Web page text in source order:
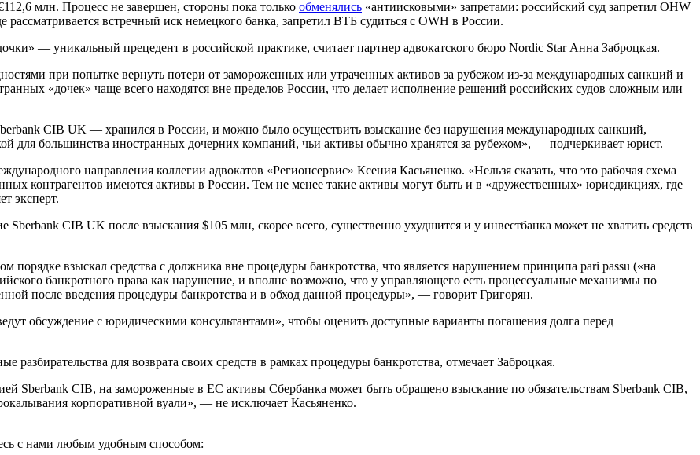
млн. Процесс не завершен, стороны пока только обменялись «антиисковыми» запретами: российский суд запретил OHW
встречный иск немецкого банка, запретил ВТБ судиться с OWH в России.
— уникальный прецедент в российской практике, считает партнер адвокатского бюро Nordic Star Анна Заброцкая.
при попытке вернуть потери от замороженных или утраченных активов за рубежом из-за международных санкций и
«дочек» чаще всего находятся вне пределов России, что делает исполнение решений российских судов сложным или
CIB UK — хранился в России, и можно было осуществить взыскание без нарушения международных санкций,
для большинства иностранных дочерних компаний, чьи активы обычно хранятся за рубежом», — подчеркивает юрист.
направления коллегии адвокатов «Регионсервис» Ксения Касьяненко. «Нельзя сказать, что это рабочая схема
контрагентов имеются активы в России. Тем не менее такие активы могут быть и в «дружественных» юрисдикциях, где
эксперт.
CIB UK после взыскания $105 млн, скорее всего, существенно ухудшится и у инвестбанка может не хватить средств
порядке взыскал средства с должника вне процедуры банкротства, что является нарушением принципа pari passu («на
банкротного права как нарушение, и вполне возможно, что у управляющего есть процессуальные механизмы по
после введения процедуры банкротства и в обход данной процедуры», — говорит Григорян.
обсуждение с юридическими консультантами», чтобы оценить доступные варианты погашения долга перед
для возврата своих средств в рамках процедуры банкротства, отмечает Заброцкая.
Sberbank CIB, на замороженные в ЕС активы Сбербанка может быть обращено взыскание по обязательствам Sberbank CIB,
корпоративной вуали», — не исключает Касьяненко.
с нами любым удобным способом: